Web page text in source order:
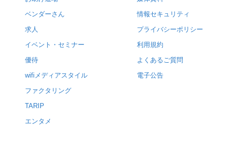
ベンダーさん
求人
イベント・セミナー
優待
wifiメディアスタイル
ファクタリング
TARIP
エンタメ
情報セキュリティ
プライバシーポリシー
利用規約
よくあるご質問
電子公告